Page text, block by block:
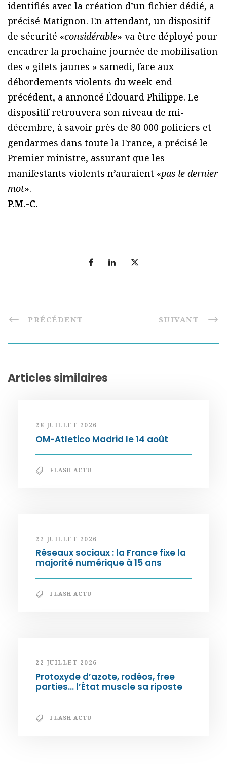
identifiés avec la création d’un fichier dédié, a
précisé Matignon. En attendant, un dispositif
de sécurité «considérable» va être déployé pour
encadrer la prochaine journée de mobilisation
des « gilets jaunes » samedi, face aux
débordements violents du week-end
précédent, a annoncé Édouard Philippe. Le
dispositif retrouvera son niveau de mi-
décembre, à savoir près de 80 000 policiers et
gendarmes dans toute la France, a précisé le
Premier ministre, assurant que les
manifestants violents n’auraient «pas le dernier
mot».
P.M.-C.
PRÉCÉDENT SUIVANT
Articles similaires
28 JUILLET 2026
OM-Atletico Madrid le 14 août
FLASH ACTU
22 JUILLET 2026
Réseaux sociaux : la France fixe la
majorité numérique à 15 ans
FLASH ACTU
22 JUILLET 2026
Protoxyde d’azote, rodéos, free
parties… l’État muscle sa riposte
FLASH ACTU